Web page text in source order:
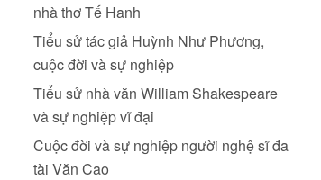
nhà thơ Tế Hanh
Tiểu sử tác giả Huỳnh Như Phương,
cuộc đời và sự nghiệp
Tiểu sử nhà văn William Shakespeare
và sự nghiệp vĩ đại
Cuộc đời và sự nghiệp người nghệ sĩ đa
tài Văn Cao